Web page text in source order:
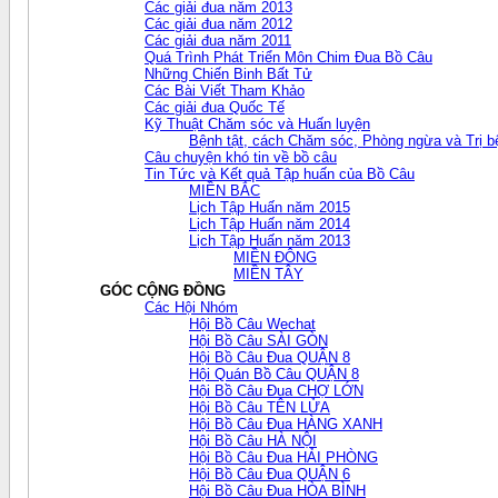
Các giải đua năm 2013
Các giải đua năm 2012
Các giải đua năm 2011
Quá Trình Phát Triển Môn Chim Đua Bồ Câu
Những Chiến Binh Bất Tử
Các Bài Viết Tham Khảo
Các giải đua Quốc Tế
Kỹ Thuật Chăm sóc và Huấn luyện
Bệnh tật, cách Chăm sóc, Phòng ngừa và Trị
Câu chuyện khó tin về bồ câu
Tin Tức và Kết quả Tập huấn của Bồ Câu
MIỀN BẮC
Lịch Tập Huấn năm 2015
Lịch Tập Huấn năm 2014
Lịch Tập Huấn năm 2013
MIỀN ĐÔNG
MIỀN TÂY
GÓC CỘNG ĐỒNG
Các Hội Nhóm
Hội Bồ Câu Wechat
Hội Bồ Câu SÀI GÒN
Hội Bồ Câu Đua QUẬN 8
Hội Quán Bồ Câu QUẬN 8
Hội Bồ Câu Đua CHỢ LỚN
Hội Bồ Câu TÊN LỬA
Hội Bồ Câu Đua HÀNG XANH
Hội Bồ Câu HÀ NỘI
Hội Bồ Câu Đua HẢI PHÒNG
Hội Bồ Câu Đua QUẬN 6
Hội Bồ Câu Đua HÒA BÌNH